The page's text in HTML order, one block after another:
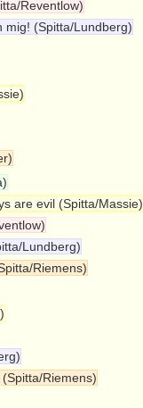
Reventlow)
mig! (Spitta/Lundberg)
are evil (Spitta/Massie)
Lundberg)
Riemens)
Riemens)